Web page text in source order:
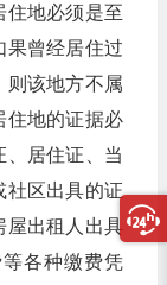
住地必须是至
果曾经居住过
则该地方不属
住地的证据必
、居住证、当
社区出具的证
屋出租人出具
各种缴费凭